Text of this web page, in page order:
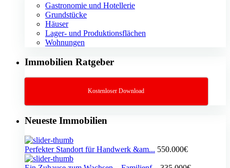
Gastronomie und Hotellerie
Grundstücke
Häuser
Lager- und Produktionsflächen
Wohnungen
Immobilien Ratgeber
Kostenloser Download
Neueste Immobilien
Perfekter Standort für Handwerk &am... 550.000€